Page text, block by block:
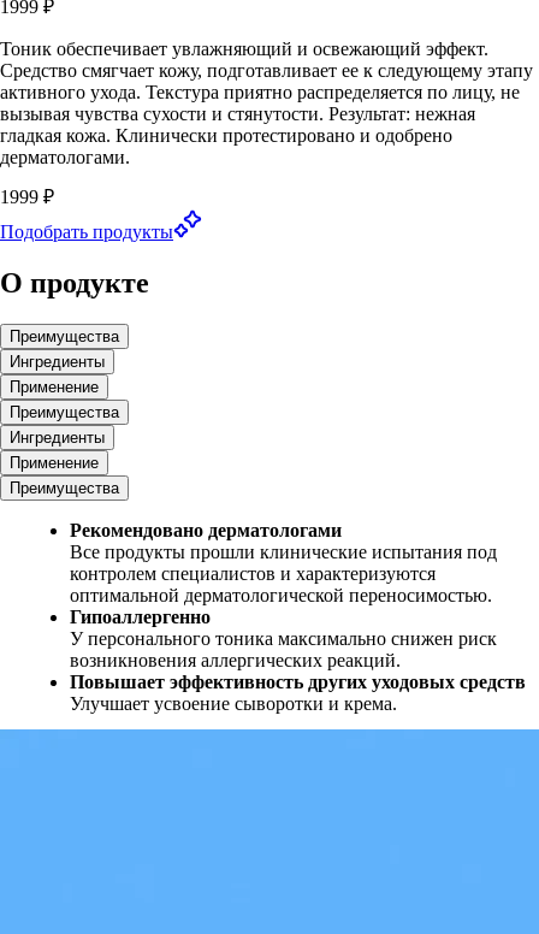
1999 ₽
Тоник обеспечивает увлажняющий и освежающий эффект.
Средство смягчает кожу, подготавливает ее к следующему этапу
активного ухода. Текстура приятно распределяется по лицу, не
вызывая чувства сухости и стянутости. Результат: нежная
гладкая кожа. Клинически протестировано и одобрено
дерматологами.
1999 ₽
Подобрать продукты
О продукте
Преимущества
Ингредиенты
Применение
Преимущества
Ингредиенты
Применение
Преимущества
Рекомендовано дерматологами
Все продукты прошли клинические испытания под
контролем специалистов и характеризуются
оптимальной дерматологической переносимостью.
Гипоаллергенно
У персонального тоника максимально снижен риск
возникновения аллергических реакций.
Повышает эффективность других уходовых средств
Улучшает усвоение сыворотки и крема.